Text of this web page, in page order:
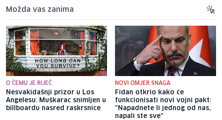
Možda vas zanima
O ČEMU JE RIJEČ
Nesvakidašnji prizor u Los
Angelesu: Muškarac snimljen u
billboardu nasred raskrsnice
NOVI OMJER SNAGA
Fidan otkrio kako će
funkcionisati novi vojni pakt:
"Napadnete li jednog od nas,
napali ste sve"